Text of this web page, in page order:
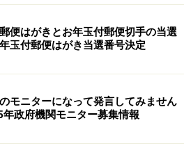
便はがきとお年玉付郵便切手の当選
玉付郵便はがき当選番号決定
モニターになって発言してみません
政府機関モニター募集情報